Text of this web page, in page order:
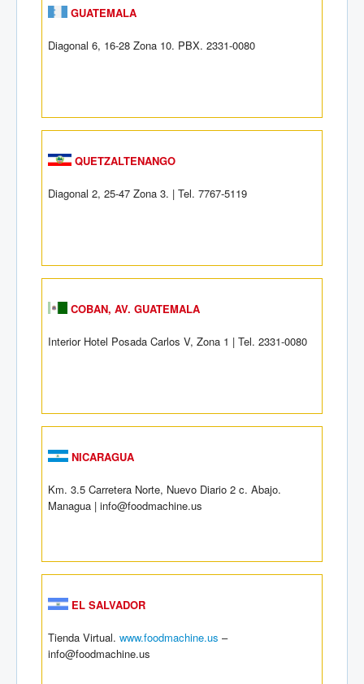
GUATEMALA
Diagonal 6, 16-28 Zona 10. PBX. 2331-0080
QUETZALTENANGO
Diagonal 2, 25-47 Zona 3. | Tel. 7767-5119
COBAN, AV. GUATEMALA
Interior Hotel Posada Carlos V, Zona 1 | Tel. 2331-0080
NICARAGUA
Km. 3.5 Carretera Norte, Nuevo Diario 2 c. Abajo.
Managua | info@foodmachine.us
EL SALVADOR
Tienda Virtual. www.foodmachine.us –
info@foodmachine.us